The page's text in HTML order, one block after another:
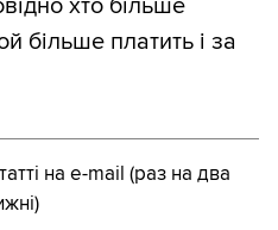
більше платить і за
на e-mail (раз на два